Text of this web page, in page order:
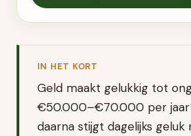
IN HET KORT
Geld maakt gelukkig tot
€50.000–€70.000 per jaar
daarna stijgt dagelijks geluk